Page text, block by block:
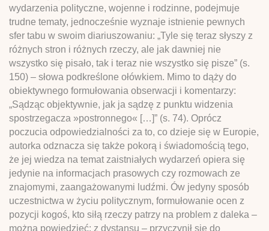
wydarzenia polityczne, wojenne i rodzinne, podejmuje
trudne tematy, jednocześnie wyznaje istnienie pewnych
sfer tabu w swoim diariuszowaniu: „Tyle się teraz słyszy z
różnych stron i różnych rzeczy, ale jak dawniej nie
wszystko się pisało, tak i teraz nie wszystko się pisze” (s.
150) – słowa podkreślone ołówkiem. Mimo to dąży do
obiektywnego formułowania obserwacji i komentarzy:
„Sądząc objektywnie, jak ja sądzę z punktu widzenia
spostrzegacza »postronnego« […]” (s. 74). Oprócz
poczucia odpowiedzialności za to, co dzieje się w Europie,
autorka odznacza się także pokorą i świadomością tego,
że jej wiedza na temat zaistniałych wydarzeń opiera się
jedynie na informacjach prasowych czy rozmowach ze
znajomymi, zaangażowanymi ludźmi. Ów jedyny sposób
uczestnictwa w życiu politycznym, formułowanie ocen z
pozycji kogoś, kto siłą rzeczy patrzy na problem z daleka –
można powiedzieć: z dystansu – przyczynił się do